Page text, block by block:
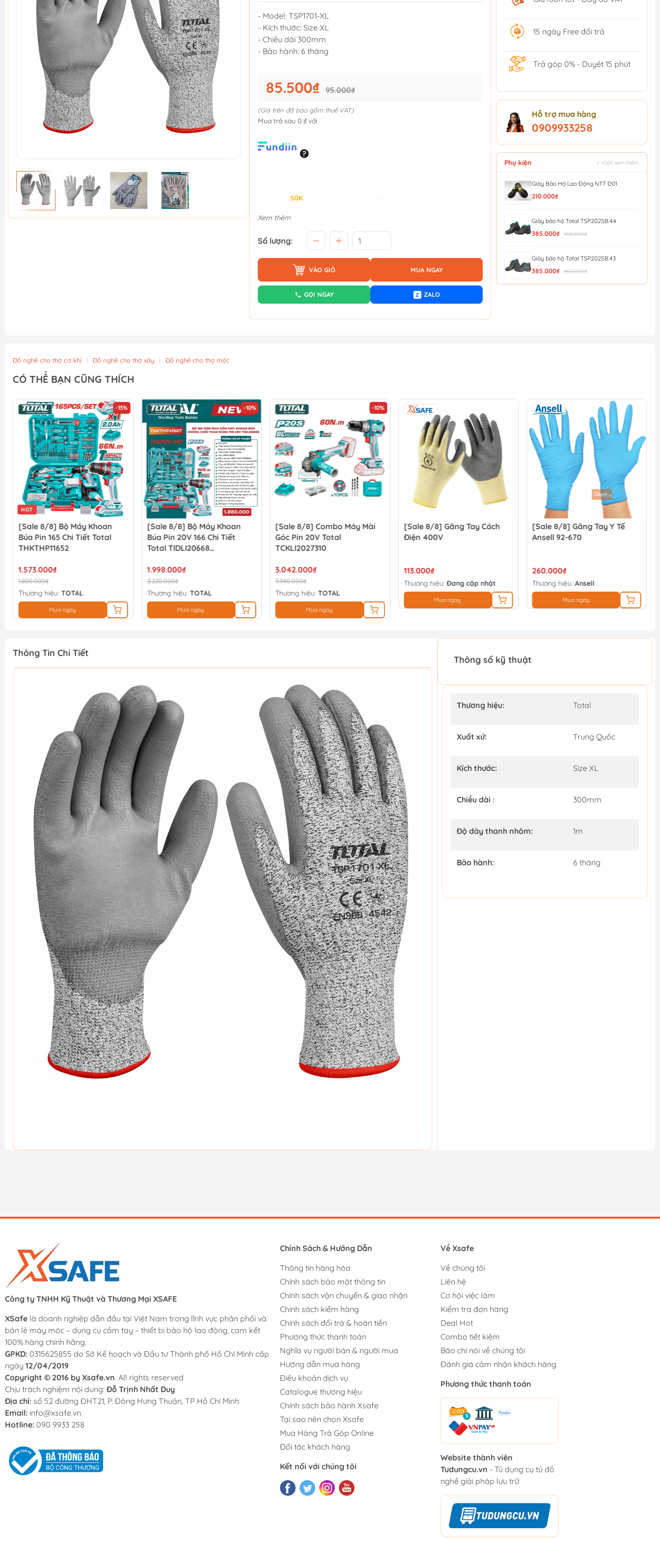
- Model: TSP1701-XL
- Kích thước: Size XL
- Chiều dài 300mm
- Bảo hành: 6 tháng
85.500₫ 95.000₫
(Giá trên đã bao gồm thuế VAT)
Mua trả sau 0 ₫ với
50K
Xem thêm
Số lượng:
VÀO GIỎ MUA NGAY
GỌI NGAY Z ZALO
15 ngày Free đổi trả
Trả góp 0% - Duyệt 15 phút
Hỗ trợ mua hàng
0909933258
Phụ kiện ↕ Vuốt xem thêm
Giày Bảo Hộ Lao Động NTT D01
210.000₫
Giày bảo hộ Total TSP202SB.44
385.000₫ 450.000₫
Giày bảo hộ Total TSP202SB.43
385.000₫ 450.000₫
Đồ nghề cho thợ cơ khí | Đồ nghề cho thợ xây | Đồ nghề cho thợ mộc
CÓ THỂ BẠN CŨNG THÍCH
-13%
HOT
[Sale 8/8] Bộ Máy Khoan
Búa Pin 165 Chi Tiết Total
THKTHP11652
1.573.000₫
1.800.000₫
Thương hiệu: TOTAL
Mua ngay
-10%
[Sale 8/8] Bộ Máy Khoan
Búa Pin 20V 166 Chi Tiết
Total TIDLI20668
1.998.000₫
2.220.000₫
Thương hiệu: TOTAL
Mua ngay
-10%
[Sale 8/8] Combo Máy Mài
Góc Pin 20V Total
TCKLI2027310
3.042.000₫
3.380.000₫
Thương hiệu: TOTAL
Mua ngay
[Sale 8/8] Găng Tay Cách
Điện 400V
113.000₫
Thương hiệu:Đang cập nhật
Mua ngay
[Sale 8/8] Găng Tay Y Tế
Ansell 92-670
260.000₫
Thương hiệu:Ansell
Mua ngay
Thông Tin Chi Tiết
Thông số kỹ thuật
Thương hiệu: Total
Xuất xứ: Trung Quốc
Kích thước: Size XL
Chiều dài : 300mm
Độ dày thanh nhôm: 1m
Bảo hành: 6 tháng
Công ty TNHH Kỹ Thuật và Thương Mại XSAFE
XSafe là doanh nghiệp dẫn đầu tại Việt Nam trong lĩnh vực phân phối và
bán lẻ máy móc – dụng cụ cầm tay – thiết bị bảo hộ lao động, cam kết
100% hàng chính hãng.
GPKD: 0315625855 do Sở Kế hoạch và Đầu tư Thành phố Hồ Chí Minh cấp
ngày 12/04/2019
Copyright © 2016 by Xsafe.vn. All rights reserved
Chịu trách nghiệm nội dung: Đỗ Trịnh Nhất Duy
Địa chỉ: số 52 đường ĐHT21, P. Đông Hưng Thuận, TP Hồ Chí Minh
Email: info@xsafe.vn
Hotline: 090 9933 258
Chính Sách & Hướng Dẫn
Thông tin hàng hóa
Chính sách bảo mật thông tin
Chính sách vận chuyển & giao nhận
Chính sách kiểm hàng
Chính sách đổi trả & hoàn tiền
Phương thức thanh toán
Nghĩa vụ người bán & người mua
Hướng dẫn mua hàng
Điều khoản dịch vụ
Catalogue thương hiệu
Chính sách bảo hành Xsafe
Tại sao nên chọn Xsafe
Mua Hàng Trả Góp Online
Đối tác khách hàng
Kết nối với chúng tôi
Về Xsafe
Về chúng tôi
Liên hệ
Cơ hội việc làm
Kiểm tra đơn hàng
Deal Hot
Combo tiết kiệm
Báo chí nói về chúng tôi
Đánh giá cảm nhận khách hàng
Phương thức thanh toán
Website thành viên
Tudungcu.vn - Tủ dụng cụ tủ đồ
nghề giải pháp lưu trữ